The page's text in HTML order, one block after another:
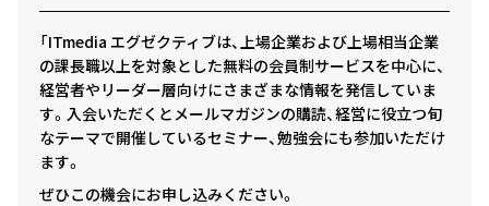
「ITmedia エグゼクティブは、上場企業および上場相当企業
の課長職以上を対象とした無料の会員制サービスを中心に、
経営者やリーダー層向けにさまざまな情報を発信していま
す。入会いただくとメールマガジンの購読、経営に役立つ旬
なテーマで開催しているセミナー、勉強会にも参加いただけ
ます。
ぜひこの機会にお申し込みください。